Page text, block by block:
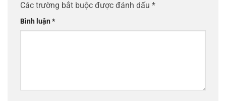
Các trường bắt buộc được đánh dấu *
Bình luận*